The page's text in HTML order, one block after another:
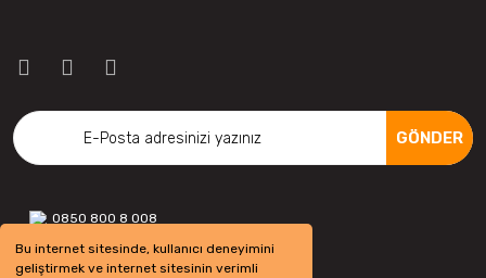
Bu internet sitesinde, kullanıcı deneyimini
geliştirmek ve internet sitesinin verimli
GÖNDER
0850 800 8 008